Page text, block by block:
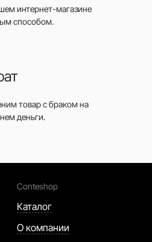
интернет-магазине
способом.
товар с браком на
деньги.
Conteshop
Каталог
О компании